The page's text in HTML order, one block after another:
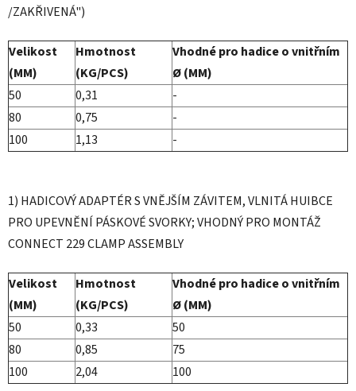
/ZAKŘIVENÁ")
Velikost
(MM)
Hmotnost
(KG/PCS)
Vhodné pro hadice o vnitřním
Ø (MM)
50
0,31
-
80
0,75
-
100
1,13 -
1) HADICOVÝ ADAPTÉR S VNĚJŠÍM ZÁVITEM, VLNITÁ HUIBCE
PRO UPEVNĚNÍ PÁSKOVÉ SVORKY; VHODNÝ PRO MONTÁŽ
CONNECT 229 CLAMP ASSEMBLY
Velikost
(MM)
Hmotnost
(KG/PCS)
Vhodné pro hadice o vnitřním
Ø (MM)
50
0,33
50
80
0,85
75
100
2,04 100